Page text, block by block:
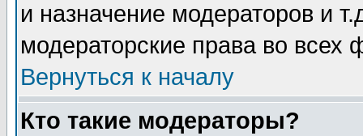
и назначение модераторов и
модераторские права во всех
Вернуться к началу
Кто такие модераторы?